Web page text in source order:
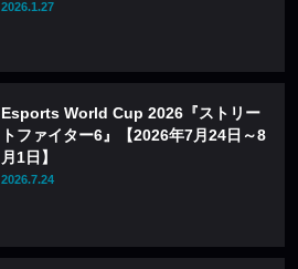
2026.1.27
Esports World Cup 2026『ストリー
トファイター6』【2026年7月24日～8
月1日】
2026.7.24